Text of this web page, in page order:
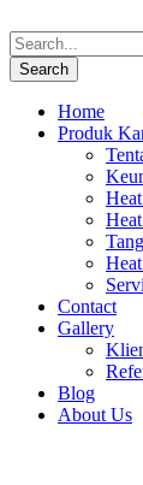
Home
Produk
Contact
Gallery
Blog
About Us